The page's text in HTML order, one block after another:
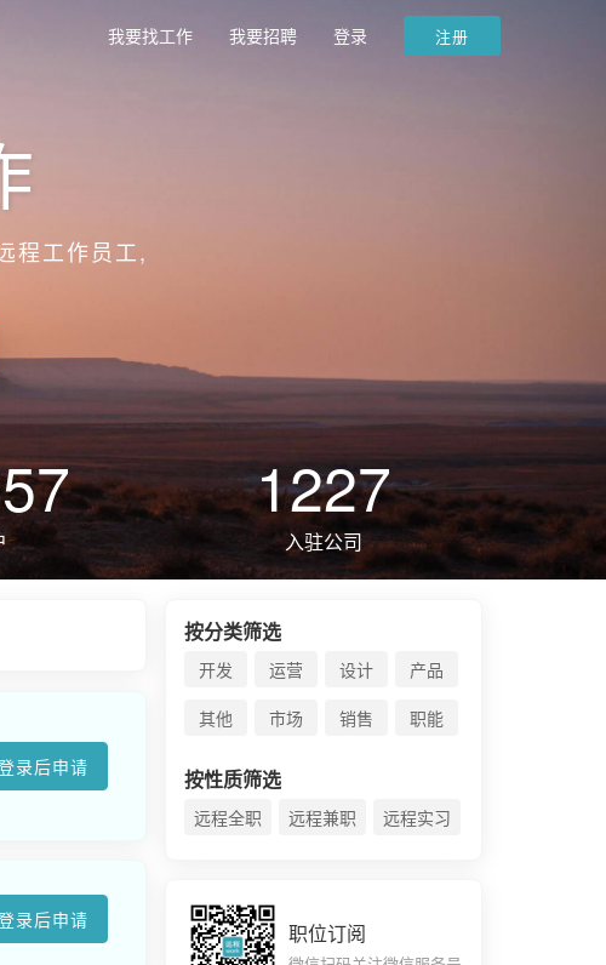
我要找工作 我要招聘 登录 注册
程工作员工,
1227
入驻公司
录后申请
录后申请
按分类筛选
开发 运营 设计
产品
其他
市场 销售 职能
按性质筛选
远程全职 远程兼职 远程实习
职位订阅